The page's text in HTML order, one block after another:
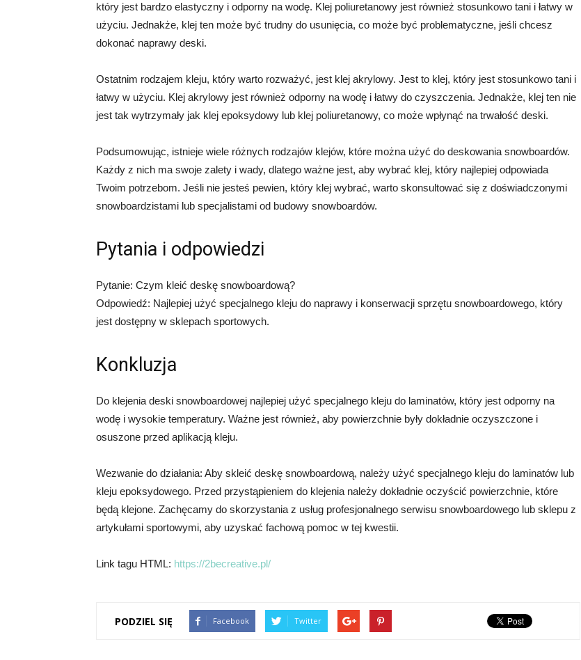
który jest bardzo elastyczny i odporny na wodę. Klej poliuretanowy jest również stosunkowo tani i łatwy w
użyciu. Jednakże, klej ten może być trudny do usunięcia, co może być problematyczne, jeśli chcesz
dokonać naprawy deski.
Ostatnim rodzajem kleju, który warto rozważyć, jest klej akrylowy. Jest to klej, który jest stosunkowo tani i
łatwy w użyciu. Klej akrylowy jest również odporny na wodę i łatwy do czyszczenia. Jednakże, klej ten nie
jest tak wytrzymały jak klej epoksydowy lub klej poliuretanowy, co może wpłynąć na trwałość deski.
Podsumowując, istnieje wiele różnych rodzajów klejów, które można użyć do deskowania snowboardów.
Każdy z nich ma swoje zalety i wady, dlatego ważne jest, aby wybrać klej, który najlepiej odpowiada
Twoim potrzebom. Jeśli nie jesteś pewien, który klej wybrać, warto skonsultować się z doświadczonymi
snowboardzistami lub specjalistami od budowy snowboardów.
Pytania i odpowiedzi
Pytanie: Czym kleić deskę snowboardową?
Odpowiedź: Najlepiej użyć specjalnego kleju do naprawy i konserwacji sprzętu snowboardowego, który
jest dostępny w sklepach sportowych.
Konkluzja
Do klejenia deski snowboardowej najlepiej użyć specjalnego kleju do laminatów, który jest odporny na
wodę i wysokie temperatury. Ważne jest również, aby powierzchnie były dokładnie oczyszczone i
osuszone przed aplikacją kleju.
Wezwanie do działania: Aby skleić deskę snowboardową, należy użyć specjalnego kleju do laminatów lub
kleju epoksydowego. Przed przystąpieniem do klejenia należy dokładnie oczyścić powierzchnie, które
będą klejone. Zachęcamy do skorzystania z usług profesjonalnego serwisu snowboardowego lub sklepu z
artykułami sportowymi, aby uzyskać fachową pomoc w tej kwestii.
Link tagu HTML: https://2becreative.pl/
PODZIEL SIĘ Facebook Twitter